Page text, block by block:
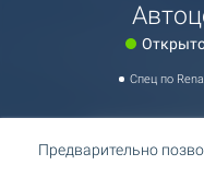
Спец по
Предварительно